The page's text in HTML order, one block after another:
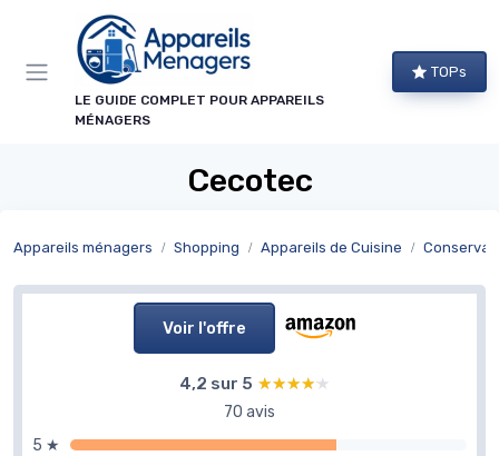
LE GUIDE COMPLET POUR APPAREILS
MÉNAGERS
TOPs
Cecotec
Appareils ménagers Shopping Appareils de Cuisine
Voir l'offre
4,2 sur 5 ★★★★★
★★★★★
70 avis
5 ★
Panneau de gestion des cookies